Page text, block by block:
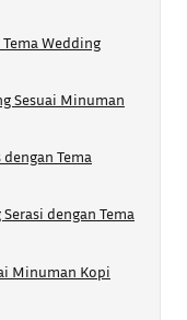
Wedding
Sesuai Minuman
Tema
dengan Tema
Minuman Kopi